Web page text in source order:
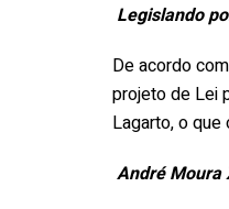
Legislando
De acordo
projeto de Lei
Lagarto, o
André Moura